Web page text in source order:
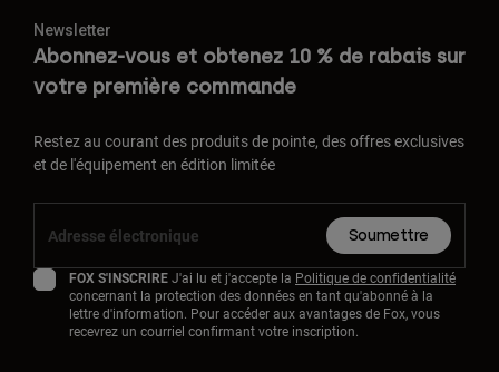
Newsletter
Abonnez-vous et obtenez 10 % de rabais sur
votre première commande
Restez au courant des produits de pointe, des offres exclusives
et de l'équipement en édition limitée
Soumettre
FOX S'INSCRIREJ'ai lu et j'accepte la Politique de confidentialité
concernant la protection des données en tant qu'abonné à la
lettre d'information. Pour accéder aux avantages de Fox, vous
recevrez un courriel confirmant votre inscription.